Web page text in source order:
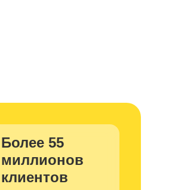
Более 55
миллионов
клиентов